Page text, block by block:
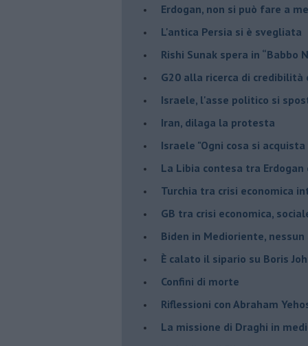
Erdogan, non si può fare a
L'antica Persia si è svegliata
Rishi Sunak spera in “Babbo
G20 alla ricerca di
Israele, l'asse politico si
Iran, dilaga la protesta
Israele "Ogni cosa si
La Libia contesa tra Erdogan
Turchia tra crisi economica
GB tra crisi economica,
Biden in Medioriente, nessun
È calato il sipario su Boris
Confini di morte
Riflessioni con Abraham
La missione di Draghi in